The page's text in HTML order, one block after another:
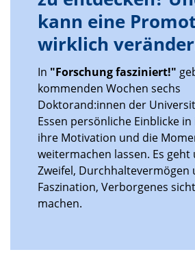
kann eine
wirklich
In "Forschung fasziniert!"
kommenden Wochen sechs
Doktorand:innen der
Essen persönliche Einblicke
ihre Motivation und die
weitermachen lassen. Es geht
Zweifel, Durchhaltevermögen
Faszination, Verborgenes
machen.